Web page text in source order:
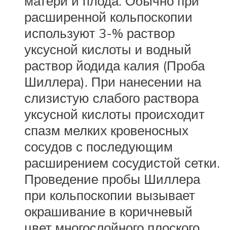
расширенной кольпоскопии
используют 3-% раствор
уксусной кислоты и водный
раствор йодида калия (Проба
Шиллера). При нанесении на
слизистую слабого раствора
уксусной кислоты происходит
спазм мелких кровеносных
сосудов с последующим
расширением сосудистой сетки.
Проведение пробы Шиллера
при кольпоскопии вызывает
окрашивание в коричневый